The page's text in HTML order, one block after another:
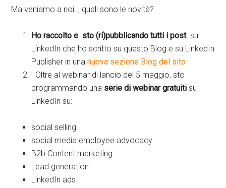
Ma veniamo a noi.., quali sono le novità?
Ho raccolto e sto (ri)pubblicando tutti i postsu
LinkedIn che ho scritto su questo Blog e su LinkedIn
Publisher in unanuova sezione Blog del sito
Oltre al webinar di lancio del 5 maggio, sto
programmando una serie di webinar gratuiti su
LinkedIn su:
social selling
social media employee advocacy
B2b Content marketing
Lead generation
LinkedIn ads